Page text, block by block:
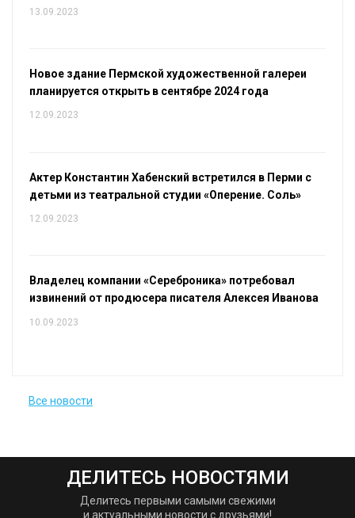
13.09.2023
Новое здание Пермской художественной галереи
планируется открыть в сентябре 2024 года
12.09.2023
Актер Константин Хабенский встретился в Перми с
детьми из театральной студии «Оперение. Соль»
12.09.2023
Владелец компании «Сереброника» потребовал
извинений от продюсера писателя Алексея Иванова
10.09.2023
Все новости
ДЕЛИТЕСЬ НОВОСТЯМИ
Делитесь первыми самыми свежими
и актуальными новости с друзьями!